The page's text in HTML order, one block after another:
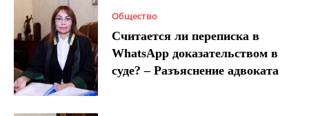
Общество
Считается ли переписка в
WhatsApp доказательством в
суде? – Разъяснение адвоката